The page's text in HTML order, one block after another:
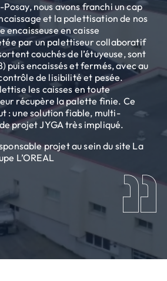
nous avons franchi un cap
et la palettisation de nos
encaisseuse en caisse
par un palettiseur collaboratif
couchés de l’étuyeuse, sont
puis encaissés et fermés, avec au
de lisibilité et pesée.
les caisses en toute
récupère la palette finie. Ce
: une solution fiable, multi-
projet JYGA très impliqué.
projet au sein du site La
L’OREAL